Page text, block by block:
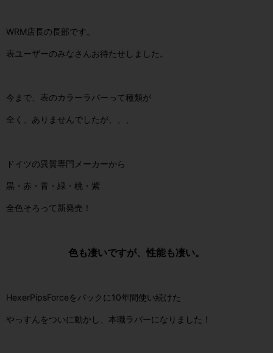
WRM店長の長部です。
表ユーザーのみなさんお待たせしました。
今まで、表のカラーラバーって種類が
全く、ありませんでしたが、、、
ドイツの異質専門メーカーから
黒・赤・青・緑・桃・紫
全色そろって新発売！
色も凄いですが、性能も凄い。
HexerPipsForceをバックに10年間使い続けた
やっすんをついに動かし、本職ラバーになりました！